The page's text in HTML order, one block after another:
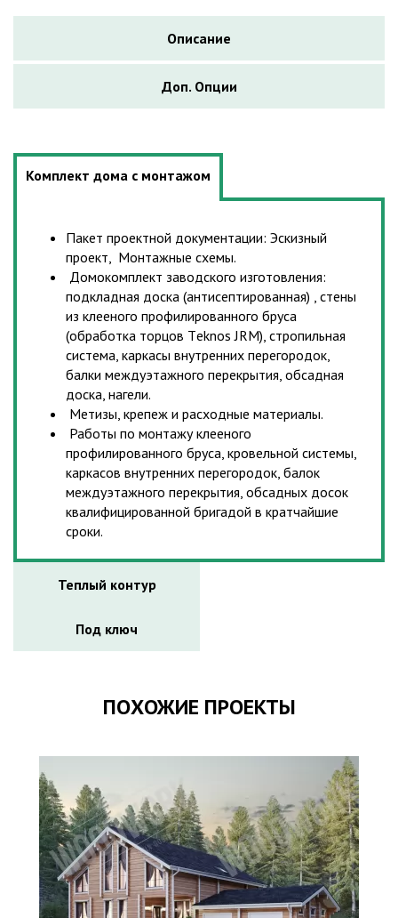
Описание
Доп. Опции
Комплект дома с монтажом
Пакет проектной документации: Эскизный
проект, Монтажные схемы.
Домокомплект заводского изготовления:
подкладная доска (антисептированная) , стены
из клееного профилированного бруса
(обработка торцов Тeknos JRM), стропильная
система, каркасы внутренних перегородок,
балки междуэтажного перекрытия, обсадная
доска, нагели.
Метизы, крепеж и расходные материалы.
Работы по монтажу клееного
профилированного бруса, кровельной системы,
каркасов внутренних перегородок, балок
междуэтажного перекрытия, обсадных досок
квалифицированной бригадой в кратчайшие
сроки.
Теплый контур
Под ключ
ПОХОЖИЕ ПРОЕКТЫ